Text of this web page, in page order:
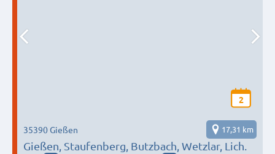
2
Gießen, Staufenberg, Butzbach, Wetzlar, Lich.
35390 Gießen 17,31 km